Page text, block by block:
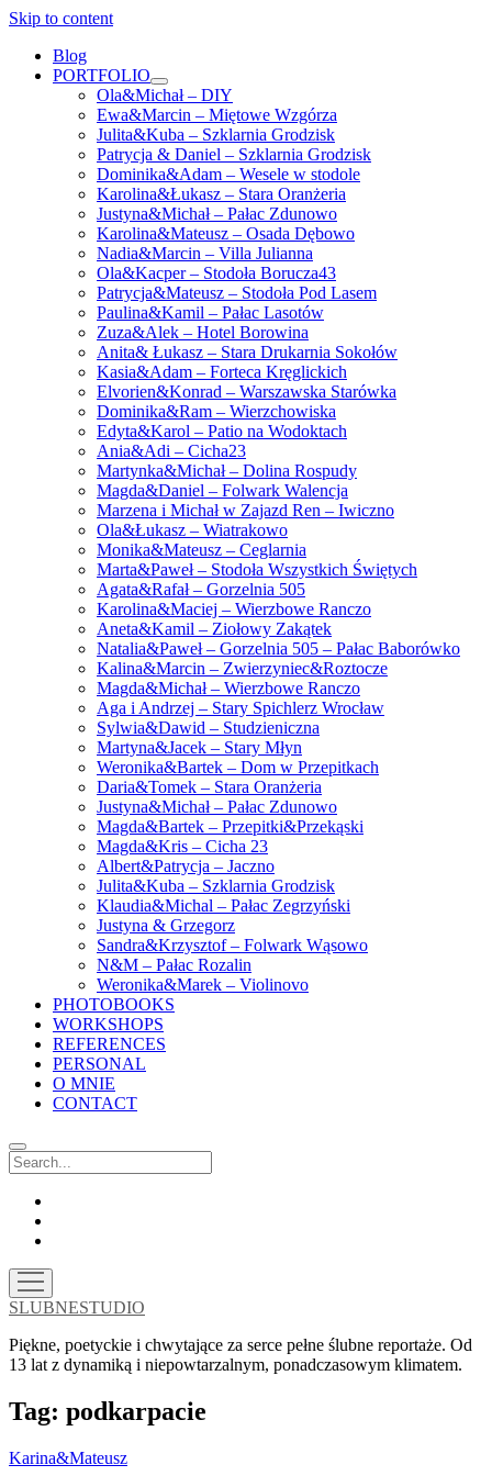
Skip to content
Blog
PORTFOLIO
open
menu
Ola&Michał – DIY
Ewa&Marcin – Miętowe Wzgórza
Julita&Kuba – Szklarnia Grodzisk
Patrycja & Daniel – Szklarnia Grodzisk
Dominika&Adam – Wesele w stodole
Karolina&Łukasz – Stara Oranżeria
Justyna&Michał – Pałac Zdunowo
Karolina&Mateusz – Osada Dębowo
Nadia&Marcin – Villa Julianna
Ola&Kacper – Stodoła Borucza43
Patrycja&Mateusz – Stodoła Pod Lasem
Paulina&Kamil – Pałac Lasotów
Zuza&Alek – Hotel Borowina
Anita& Łukasz – Stara Drukarnia Sokołów
Kasia&Adam – Forteca Kręglickich
Elvorien&Konrad – Warszawska Starówka
Dominika&Ram – Wierzchowiska
Edyta&Karol – Patio na Wodoktach
Ania&Adi – Cicha23
Martynka&Michał – Dolina Rospudy
Magda&Daniel – Folwark Walencja
Marzena i Michał w Zajazd Ren – Iwiczno
Ola&Łukasz – Wiatrakowo
Monika&Mateusz – Ceglarnia
Marta&Paweł – Stodoła Wszystkich Świętych
Agata&Rafał – Gorzelnia 505
Karolina&Maciej – Wierzbowe Ranczo
Aneta&Kamil – Ziołowy Zakątek
Natalia&Paweł – Gorzelnia 505 – Pałac Baborówko
Kalina&Marcin – Zwierzyniec&Roztocze
Magda&Michał – Wierzbowe Ranczo
Aga i Andrzej – Stary Spichlerz Wrocław
Sylwia&Dawid – Studzieniczna
Martyna&Jacek – Stary Młyn
Weronika&Bartek – Dom w Przepitkach
Daria&Tomek – Stara Oranżeria
Justyna&Michał – Pałac Zdunowo
Magda&Bartek – Przepitki&Przekąski
Magda&Kris – Cicha 23
Albert&Patrycja – Jaczno
Julita&Kuba – Szklarnia Grodzisk
Klaudia&Michal – Pałac Zegrzyński
Justyna & Grzegorz
Sandra&Krzysztof – Folwark Wąsowo
N&M – Pałac Rozalin
Weronika&Marek – Violinovo
PHOTOBOOKS
WORKSHOPS
REFERENCES
PERSONAL
O MNIE
CONTACT
Search
open
menu
SLUBNESTUDIO
Piękne, poetyckie i chwytające za serce pełne ślubne reportaże. Od
13 lat z dynamiką i niepowtarzalnym, ponadczasowym klimatem.
Tag: podkarpacie
Karina&Mateusz